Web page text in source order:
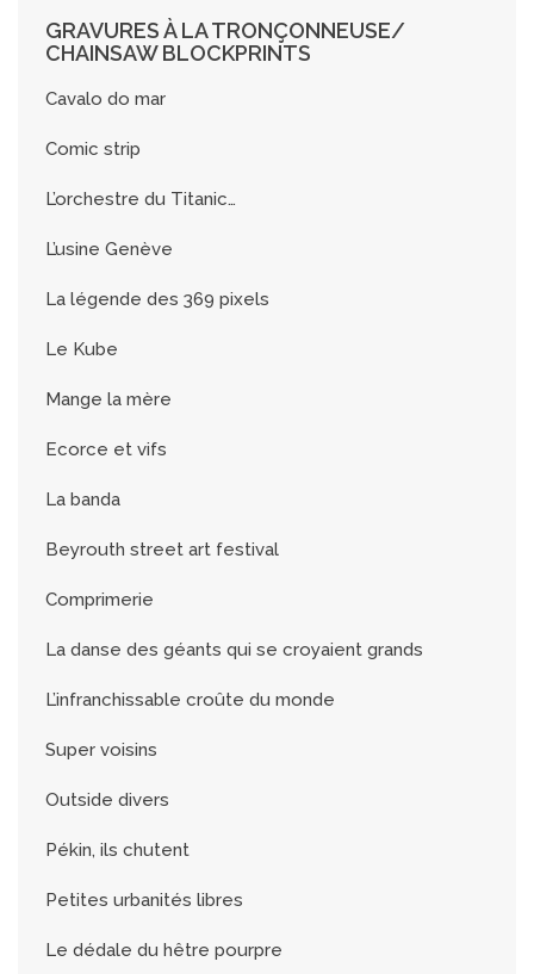
GRAVURES À LA TRONÇONNEUSE/
CHAINSAW BLOCKPRINTS
Cavalo do mar
Comic strip
L’orchestre du Titanic…
L’usine Genève
La légende des 369 pixels
Le Kube
Mange la mère
Ecorce et vifs
La banda
Beyrouth street art festival
Comprimerie
La danse des géants qui se croyaient grands
L’infranchissable croûte du monde
Super voisins
Outside divers
Pékin, ils chutent
Petites urbanités libres
Le dédale du hêtre pourpre